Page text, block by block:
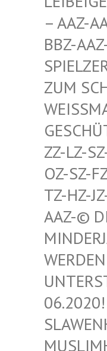
AAZ-
Z-AAZ-
M
LZ-SZ-
SZ-FZ-
HZ-JZ-
-© DIE
DEN
2020! SLA